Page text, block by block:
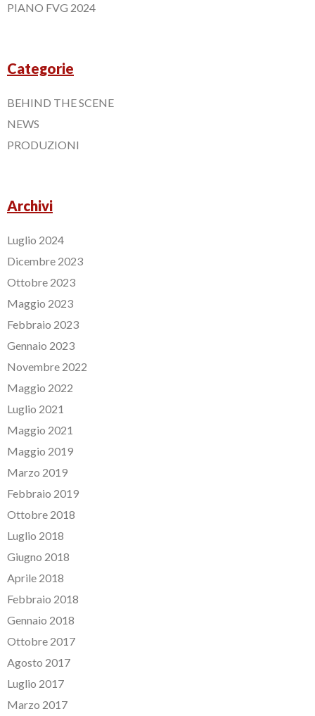
PIANO FVG 2024
Categorie
BEHIND THE SCENE
NEWS
PRODUZIONI
Archivi
Luglio 2024
Dicembre 2023
Ottobre 2023
Maggio 2023
Febbraio 2023
Gennaio 2023
Novembre 2022
Maggio 2022
Luglio 2021
Maggio 2021
Maggio 2019
Marzo 2019
Febbraio 2019
Ottobre 2018
Luglio 2018
Giugno 2018
Aprile 2018
Febbraio 2018
Gennaio 2018
Ottobre 2017
Agosto 2017
Luglio 2017
Marzo 2017